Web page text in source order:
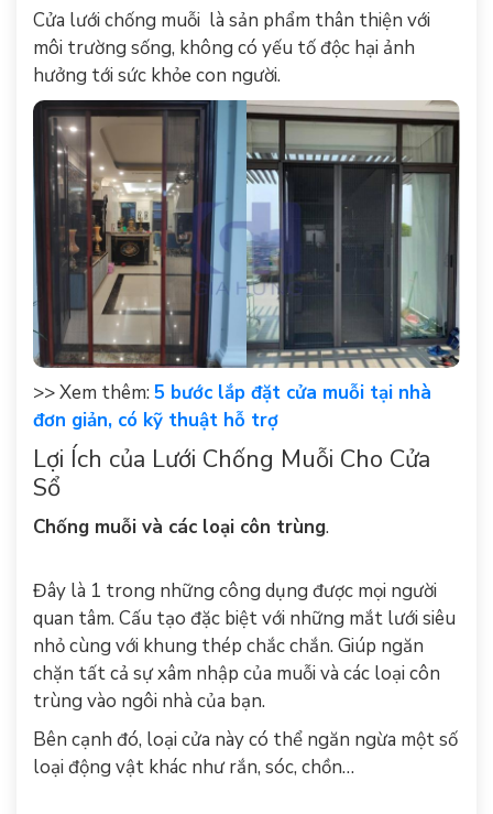
Cửa lưới chống muỗi là sản phẩm thân thiện với
môi trường sống, không có yếu tố độc hại ảnh
hưởng tới sức khỏe con người.
>> Xem thêm: 5 bước lắp đặt cửa muỗi tại nhà
đơn giản, có kỹ thuật hỗ trợ
Lợi Ích của Lưới Chống Muỗi Cho Cửa
Sổ
Chống muỗi và các loại côn trùng.
Đây là 1 trong những công dụng được mọi người
quan tâm. Cấu tạo đặc biệt với những mắt lưới siêu
nhỏ cùng với khung thép chắc chắn. Giúp ngăn
chặn tất cả sự xâm nhập của muỗi và các loại côn
trùng vào ngôi nhà của bạn.
Bên cạnh đó, loại cửa này có thể ngăn ngừa một số
loại động vật khác như rắn, sóc, chồn…